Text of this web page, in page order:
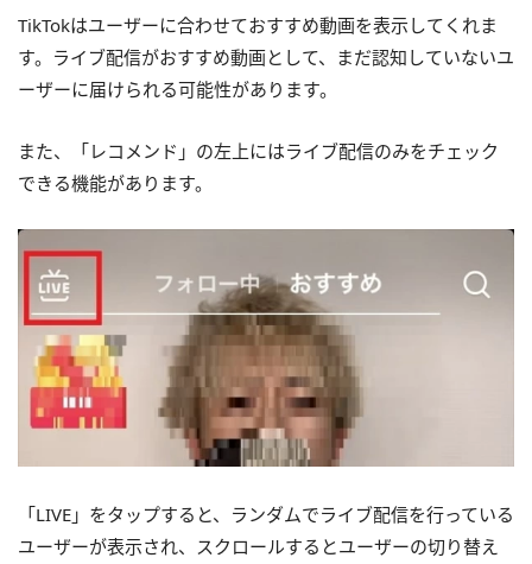
TikTokはユーザーに合わせておすすめ動画を表示してくれま
す。ライブ配信がおすすめ動画として、まだ認知していないユ
ーザーに届けられる可能性があります。
また、「レコメンド」の左上にはライブ配信のみをチェック
できる機能があります。
「LIVE」をタップすると、ランダムでライブ配信を行っている
ユーザーが表示され、スクロールするとユーザーの切り替え